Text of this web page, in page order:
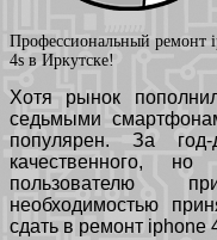
Профессиональный ремонт
4s в Иркутске!
Хотя рынок
седьмыми
популярен. За год-
качественного,
пользователю
необходимостью
сдать в ремонт iphone